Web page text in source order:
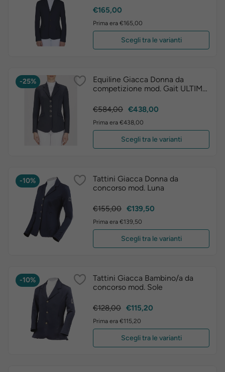
Prezzo
€165,00
Prima era €165,00
Scegli tra le varianti
-25%
Equiline Giacca Donna da
competizione mod. Gait ULTIMO
Prezzo
€584,00 Prezzo
€438,00
Prima era €438,00
Scegli tra le varianti
-10%
Tattini Giacca Donna da
concorso mod. Luna
Prezzo
€155,00 Prezzo
€139,50
Prima era €139,50
Scegli tra le varianti
-10%
Tattini Giacca Bambino/a da
concorso mod. Sole
Prezzo
€128,00 Prezzo
€115,20
Prima era €115,20
Scegli tra le varianti